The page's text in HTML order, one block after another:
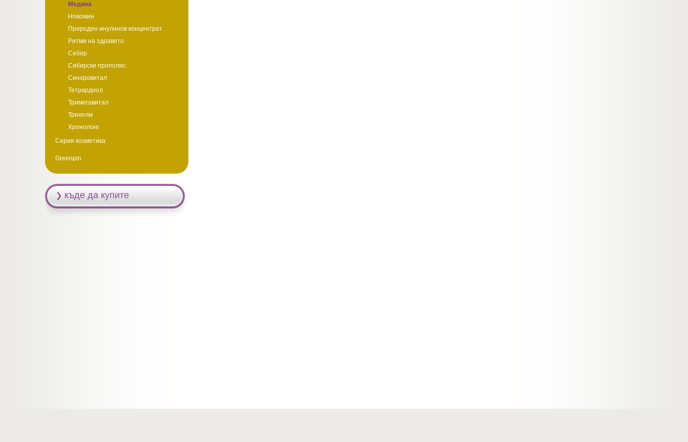
Медина
Новомин
Природен инулинов концентрат
Ритми на здравето
Себер
Сибирски прополис
Синхровитал
Тетрардиол
Тримегавитал
Трихелм
Хронолонг
Серия козметика
Greenpin
къде да купите